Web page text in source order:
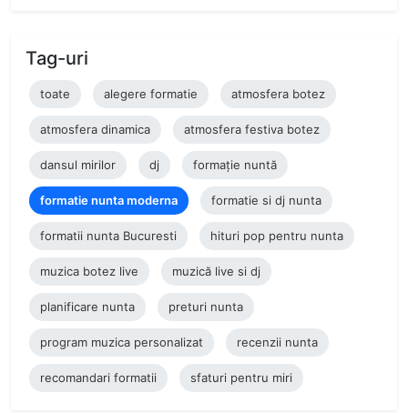
Tag-uri
toate alegere formatie atmosfera botez
atmosfera dinamica atmosfera festiva botez
dansul mirilor dj formație nuntă
formatie nunta moderna formatie si dj nunta
formatii nunta Bucuresti hituri pop pentru nunta
muzica botez live muzică live si dj
planificare nunta preturi nunta
program muzica personalizat recenzii nunta
recomandari formatii sfaturi pentru miri